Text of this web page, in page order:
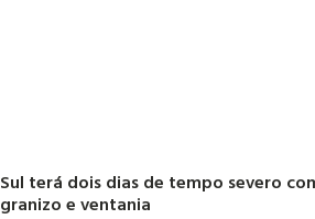
Sul terá dois dias de tempo severo
granizo e ventania